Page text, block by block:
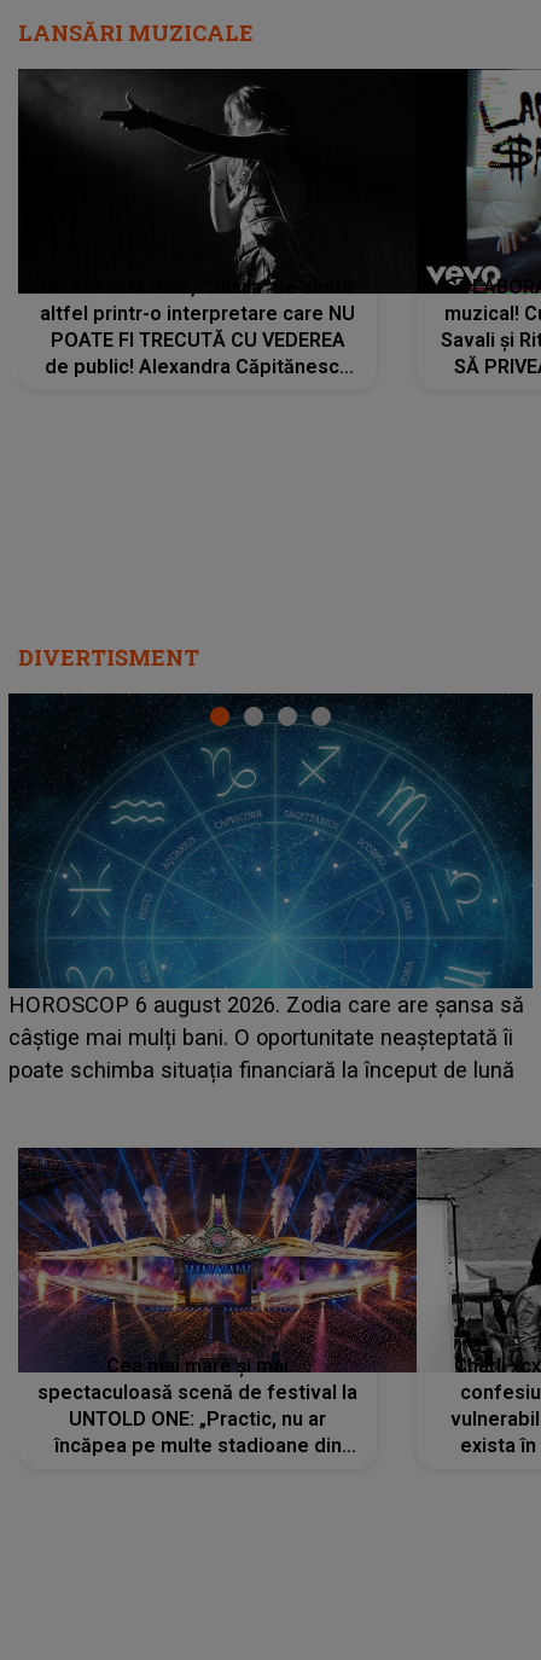
LANSĂRI MUZICALE
De această dată, "Dilaila" se simte
altfel printr-o interpretare care NU
POATE FI TRECUTĂ CU VEDEREA
de public! Alexandra Căpitănescu
muzical!
Savali și
SĂ
DIVERTISMENT
LINE-UP UNTOLD ONE, prima zi. Cine sunt artiștii
care deschid festivalul și de la ce ore au loc cele mai
așteptate concerte pe scena principală?
Cea mai mare și mai
spectaculoasă scenă de festival la
UNTOLD ONE: „Practic, nu ar
încăpea pe multe stadioane din
Charli
exista